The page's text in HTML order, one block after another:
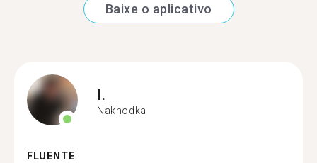
Baixe o aplicativo
I.
Nakhodka
FLUENTE